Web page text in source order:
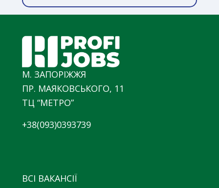
М. ЗАПОРІЖЖЯ
ПР. МАЯКОВСЬКОГО, 11
ТЦ “МЕТРО”
+38(093)0393739
ВСІ ВАКАНСІЇ